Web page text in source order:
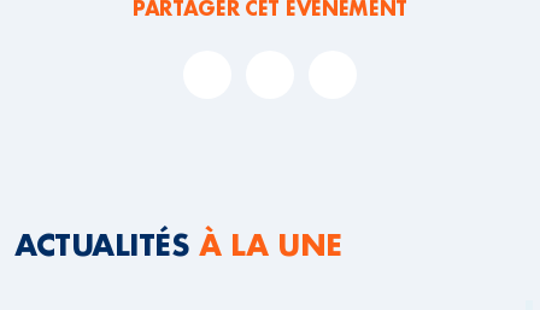
PARTAGER CET ÉVÉNEMENT
ACTUALITÉS À LA UNE